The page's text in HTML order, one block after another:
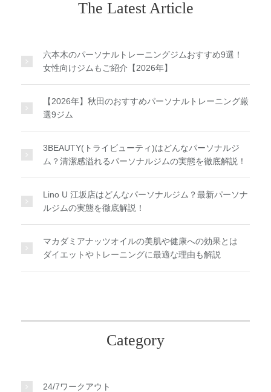
The Latest Article
六本木のパーソナルトレーニングジムおすすめ9選！
女性向けジムもご紹介【2026年】
【2026年】秋田のおすすめパーソナルトレーニング厳
選9ジム
3BEAUTY(トライビューティ)はどんなパーソナルジ
ム？清潔感溢れるパーソナルジムの実態を徹底解説！
Lino U 江坂店はどんなパーソナルジム？最新パーソナ
ルジムの実態を徹底解説！
マカダミアナッツオイルの美肌や健康への効果とは
ダイエットやトレーニングに最適な理由も解説
Category
24/7ワークアウト